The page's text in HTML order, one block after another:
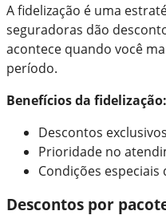
A fidelização é uma
seguradoras dão
acontece quando você
período.
Benefícios da fidelização:
Descontos
Prioridade no
Condições especiais
Descontos por